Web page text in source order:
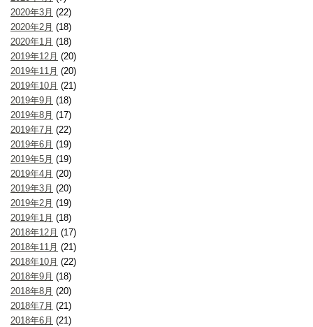
2020年3月 (22)
2020年2月 (18)
2020年1月 (18)
2019年12月 (20)
2019年11月 (20)
2019年10月 (21)
2019年9月 (18)
2019年8月 (17)
2019年7月 (22)
2019年6月 (19)
2019年5月 (19)
2019年4月 (20)
2019年3月 (20)
2019年2月 (19)
2019年1月 (18)
2018年12月 (17)
2018年11月 (21)
2018年10月 (22)
2018年9月 (18)
2018年8月 (20)
2018年7月 (21)
2018年6月 (21)